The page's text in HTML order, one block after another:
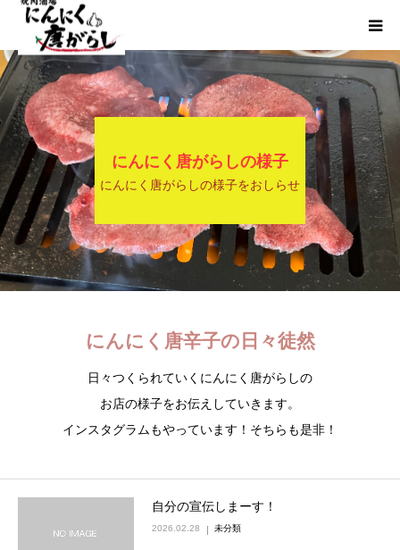
にんにく唐がらしの様子
にんにく唐がらしの様子をおしらせ
にんにく唐辛子の日々徒然
日々つくられていくにんにく唐がらしの
お店の様子をお伝えしていきます。
インスタグラムもやっています！そちらも是非！
自分の宣伝しまーす！
2026.02.28 未分類
HOME
にんからブログ